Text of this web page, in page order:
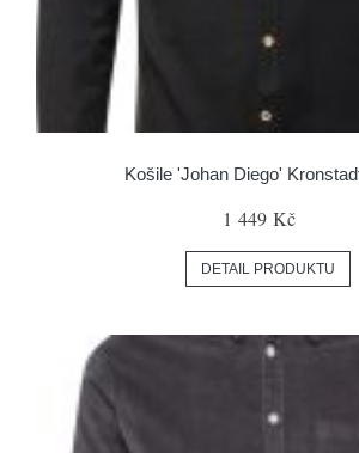
Košile 'Johan Diego'
1 449 Kč
DETAIL PRODUKTU